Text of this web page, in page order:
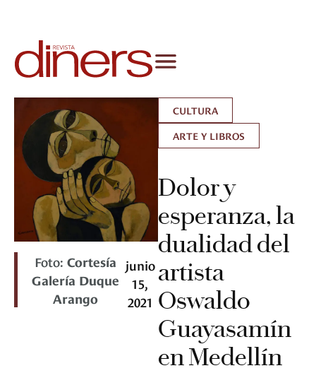
Foto: Cortesía
Galería Duque
Arango
junio
15,
2021
CULTURA
ARTE Y LIBROS
Dolor y
esperanza, la
dualidad del
artista
Oswaldo
Guayasamín
en Medellín